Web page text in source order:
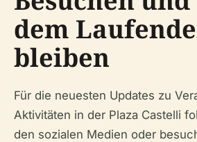
dem
bleiben
Für die neuesten Updates zu
Aktivitäten in der Plaza Castelli
den sozialen Medien oder